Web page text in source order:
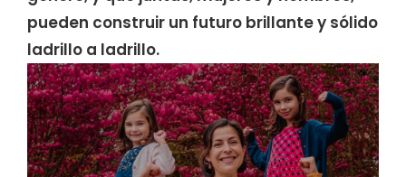
pueden construir un futuro brillante y sólido
ladrillo a ladrillo.